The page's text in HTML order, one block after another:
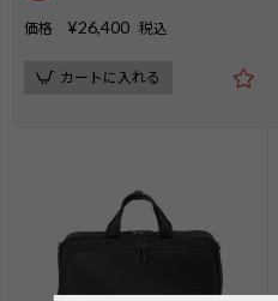
価格 ¥26,400 税込
カートに入れる